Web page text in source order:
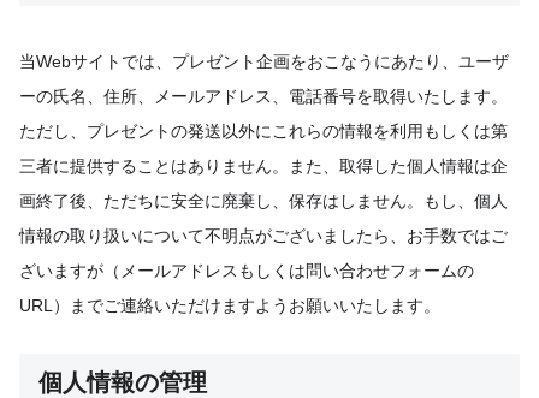
当Webサイトでは、プレゼント企画をおこなうにあたり、ユーザ
ーの氏名、住所、メールアドレス、電話番号を取得いたします。
ただし、プレゼントの発送以外にこれらの情報を利用もしくは第
三者に提供することはありません。また、取得した個人情報は企
画終了後、ただちに安全に廃棄し、保存はしません。もし、個人
情報の取り扱いについて不明点がございましたら、お手数ではご
ざいますが（メールアドレスもしくは問い合わせフォームの
URL）までご連絡いただけますようお願いいたします。
個人情報の管理